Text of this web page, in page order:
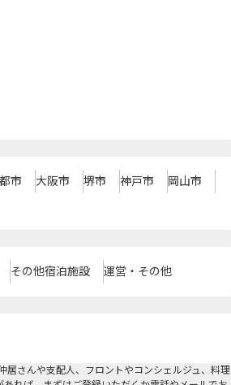
市 大阪市 堺市 神戸市 岡山市
その他宿泊施設 運営・その他
居さんや支配人、フロントやコンシェルジュ、料理